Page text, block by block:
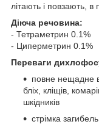
літають і повзають, в
Діюча речовина:
- Тетраметрин 0.1%
- Циперметрин 0.1%
Переваги
повне нещадне
бліх, кліщів,
шкідників
стрімка